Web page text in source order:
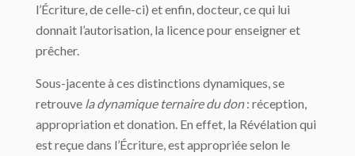
l’Écriture, de celle-ci) et enfin, docteur, ce qui lui
donnait l’autorisation, la licence pour enseigner et
prêcher.
Sous-jacente à ces distinctions dynamiques, se
retrouve la dynamique ternaire du don: réception,
appropriation et donation. En effet, la Révélation qui
est reçue dans l’Écriture, est appropriée selon le